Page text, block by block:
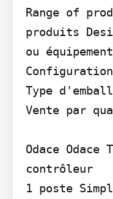
Range of
produits
ou
Type
Vente par
Odace Odace
contrôleur
1 poste